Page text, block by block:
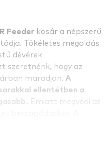
Feeder kosár a népszerű
Tökéletes megoldás
dévérek
szeretnénk, hogy az
maradjon. A
ellentétben a
Emiatt megvédi az
le az aljzatra, még